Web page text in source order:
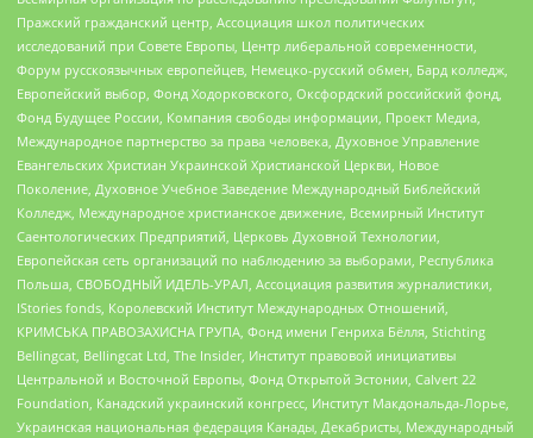
Пражский гражданский центр, Ассоциация школ политических
исследований при Совете Европы, Центр либеральной современности,
Форум русскоязычных европейцев, Немецко-русский обмен, Бард колледж,
Европейский выбор, Фонд Ходорковского, Оксфордский российский фонд,
Фонд Будущее России, Компания свободы информации, Проект Медиа,
Международное партнерство за права человека, Духовное Управление
Евангельских Христиан Украинской Христианской Церкви, Новое
Поколение, Духовное Учебное Заведение Международный Библейский
Колледж, Международное христианское движение, Всемирный Институт
Саентологических Предприятий, Церковь Духовной Технологии,
Европейская сеть организаций по наблюдению за выборами, Республика
Польша, СВОБОДНЫЙ ИДЕЛЬ-УРАЛ, Ассоциация развития журналистики,
IStories fonds, Королевский Институт Международных Отношений,
КРИМСЬКА ПРАВОЗАХИСНА ГРУПА, Фонд имени Генриха Бёлля, Stichting
Bellingcat, Bellingcat Ltd, The Insider, Институт правовой инициативы
Центральной и Восточной Европы, Фонд Открытой Эстонии, Calvert 22
Foundation, Канадский украинский конгресс, Институт Макдональда-Лорье,
Украинская национальная федерация Канады, Декабристы, Международный